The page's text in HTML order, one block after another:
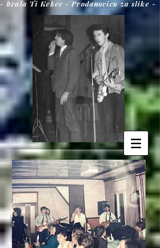
- hvala Ti Kekec - Prodanovicu za slike -